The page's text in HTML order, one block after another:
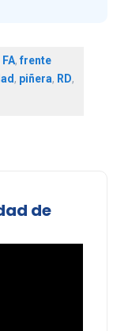
FA,frente
, piñera, RD,
de